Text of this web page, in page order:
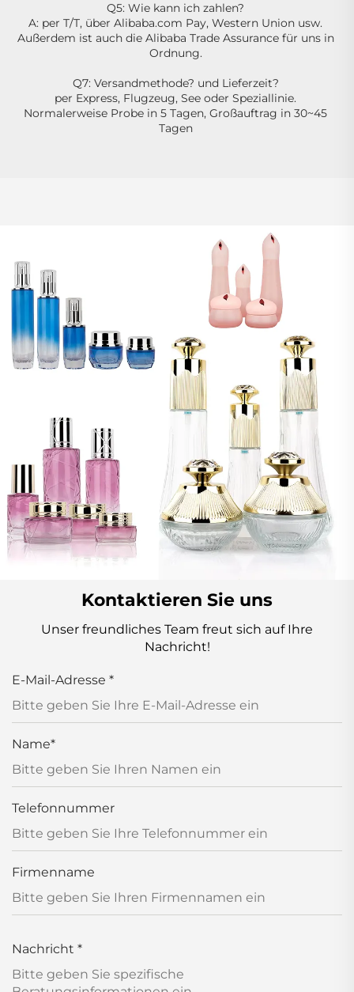
Q5: Wie kann ich zahlen?
A: per T/T, über Alibaba.com Pay, Western Union usw.
Außerdem ist auch die Alibaba Trade Assurance für uns in
Ordnung.
Q7: Versandmethode? und Lieferzeit?
per Express, Flugzeug, See oder Speziallinie.
Normalerweise Probe in 5 Tagen, Großauftrag in 30~45
Tagen
Kontaktieren Sie uns
Unser freundliches Team freut sich auf Ihre
Nachricht!
E-Mail-Adresse *
Name*
Telefonnummer
Firmenname
Nachricht *